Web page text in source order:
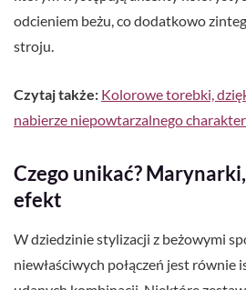
odcieniem beżu, co dodatkowo
stroju.
Czytaj także: Kolorowe torebki,
nabierze niepowtarzalnego
Czego unikać?
efekt
W dziedzinie stylizacji z beżowymi
niewłaściwych połączeń jest równie